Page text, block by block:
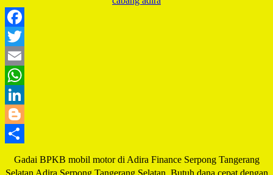
Gadai BPKB mobil motor di Adira Finance Serpong Tangerang